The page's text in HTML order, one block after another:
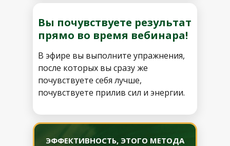
Вы почувствуете результат
прямо во время вебинара!
В эфире вы выполните упражнения,
после которых вы сразу же
почувствуете себя лучше,
почувствуете прилив сил и энергии.
ЭФФЕКТИВНОСТЬ, ЭТОГО МЕТОДА